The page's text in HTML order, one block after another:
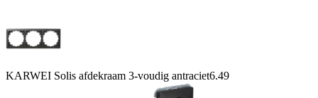
KARWEI Solis afdekraam 3-voudig antraciet6.49